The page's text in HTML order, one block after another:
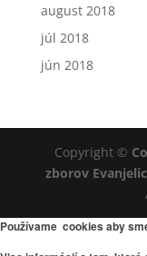
august 2018
júl 2018
jún 2018
Copyright ©
zborov
Používame cookies aby